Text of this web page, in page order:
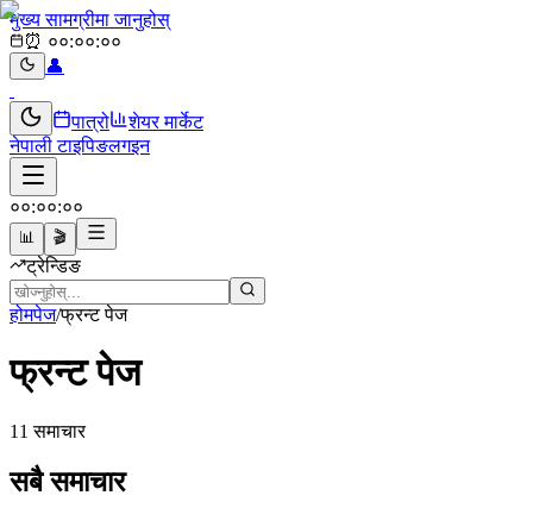
मुख्य सामग्रीमा जानुहोस्
⏰ ००:००:००
👤
पात्रो
शेयर मार्केट
नेपाली टाइपिङलगइन
००:००:००
📊 🎬
ट्रेन्डिङ
होमपेज/फ्रन्ट पेज
फ्रन्ट पेज
11 समाचार
सबै समाचार